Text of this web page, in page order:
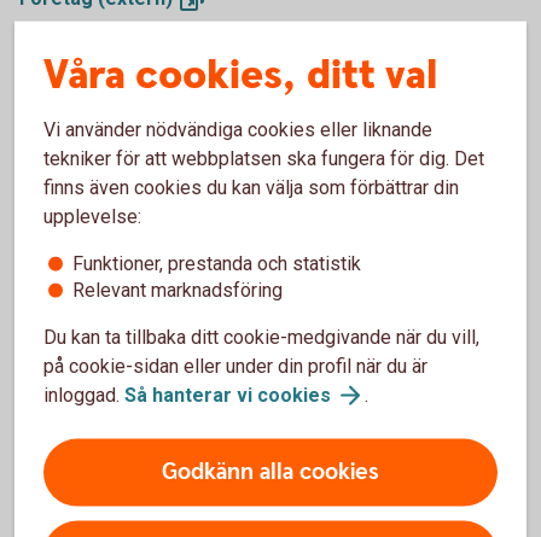
Kontaktuppgifter till Trygg-Hansa
och skadeanmälan för Betalkort
Företag
Trygg-Hansa har gått ihop med Moderna Försäkringar. Du
webbplats.
Övriga frågor
Mejl
kort@trygghansa.se
Telefon
010-263 1707
Våra cookies, ditt val
Vi använder nödvändiga cookies eller liknande
tekniker för att webbplatsen ska fungera för dig. Det
finns även cookies du kan välja som förbättrar din
upplevelse:
Funktioner, prestanda och statistik
Relevant marknadsföring
Du kan ta tillbaka ditt cookie-medgivande när du vill,
på cookie-sidan eller under din profil när du är
inloggad. Så hanterar vi cookies .
Godkänn alla cookies